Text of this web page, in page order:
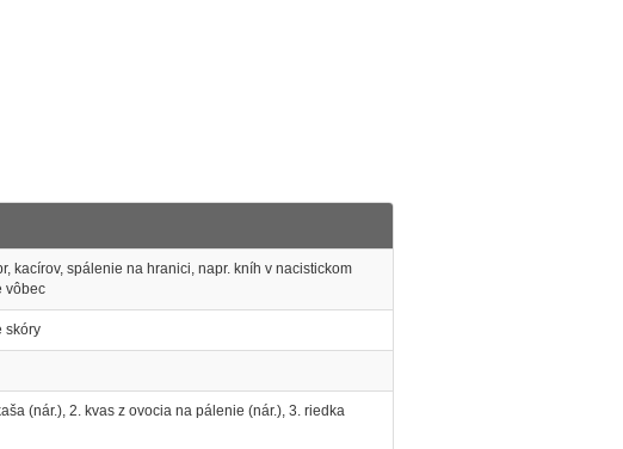
kacírov, spálenie na hranici, napr. kníh v nacistickom
vôbec
skóry
(nár.), 2. kvas z ovocia na pálenie (nár.), 3. riedka